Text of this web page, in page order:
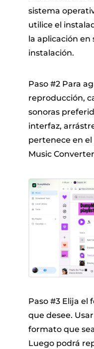
sistema
utilice el
la aplicación en
instalación.
Paso #2 Para
reproducción,
sonoras
interfaz,
pertenece en
Music
Paso #3 Elija
que desee.
formato que
Luego podrá